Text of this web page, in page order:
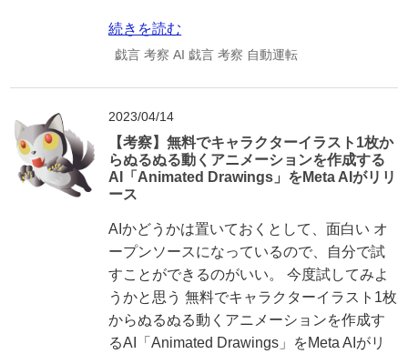
続きを読む
戯言 考察 AI 戯言 考察 自動運転
2023/04/14
【考察】無料でキャラクターイラスト1枚か
らぬるぬる動くアニメーションを作成する
AI「Animated Drawings」をMeta AIがリリ
ース
AIかどうかは置いておくとして、面白い オ
ープンソースになっているので、自分で試
すことができるのがいい。 今度試してみよ
うかと思う 無料でキャラクターイラスト1枚
からぬるぬる動くアニメーションを作成す
るAI「Animated Drawings」をMeta AIがリ